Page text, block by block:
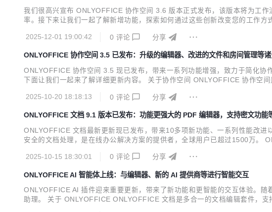
我们很高兴宣布 ONLYOFFICE 协作空间 3.6 版本正式发布，该版本将为工
率。接下来让我们一起了解新增功能，探索如何通过这些创新改变您的工作
持。 AI 智能体能够执行多种任务来协助...
2025-12-01 19:00:42 0 评论 分享
ONLYOFFICE 协作空间 3.5 已发布：升级的编辑器、改进的文件和房间管理等
ONLYOFFICE 协作空间 3.5 现已发布，带来一系列功能增强，致力于简化协
下面让我们一起来了解详细更新内容。 关于协作空间 ONLYOFFICE 协作空
与协作。 如果您需要将他们集成至您自有的商业软件和服务...
2025-10-20 18:18:13 0 评论 分享
ONLYOFFICE 文档 9.1 版本已发布：功能更强大的 PDF 编辑器，支持密文功能
ONLYOFFICE 文档最新更新现已发布，带来10多项新功能、一系列性能改
安全的文档处理，是在线办公解决方案的提供者，全球用户已超过1500万。
2025-10-15 18:30:01
0 评论 分享
ONLYOFFICE AI 智能体上线：与编辑器、新的 AI 提供商等进行智能交互
ONLYOFFICE AI 插件迎来重要更新，带来了新功能和更智能的交互体验。
助理。 关于 ONLYOFFICE ONLYOFFICE 文档是多合一的文档编辑套件，